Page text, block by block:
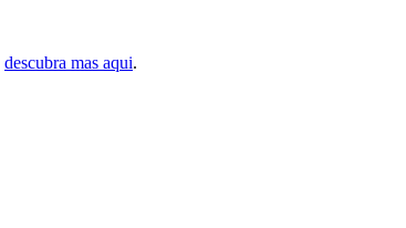
descubra mas aqui.